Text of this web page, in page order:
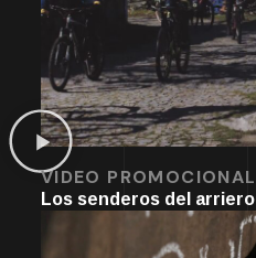
VIDEO PROMOCIONAL
Los senderos del arriero